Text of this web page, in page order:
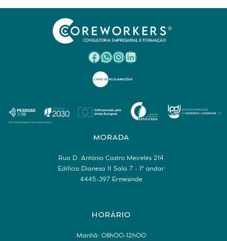
Facebook
WhatsApp
Instagram
LinkedIn
MORADA
Rua D. António Castro Meireles 214
Edifício Dianesa II Sala 7 - 1º andar
4445-397 Ermesinde
HORÁRIO
Manhã: 08h00-12h00